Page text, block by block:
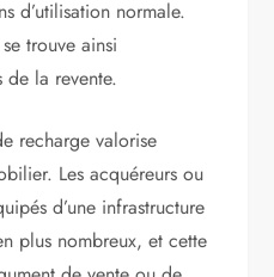
d’utilisation normale.
trouve ainsi
de la revente.
recharge valorise
Les acquéreurs ou
d’une infrastructure
plus nombreux, et cette